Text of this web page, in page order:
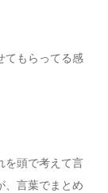
てもらってる感
を頭で考えて言
、言葉でまとめ